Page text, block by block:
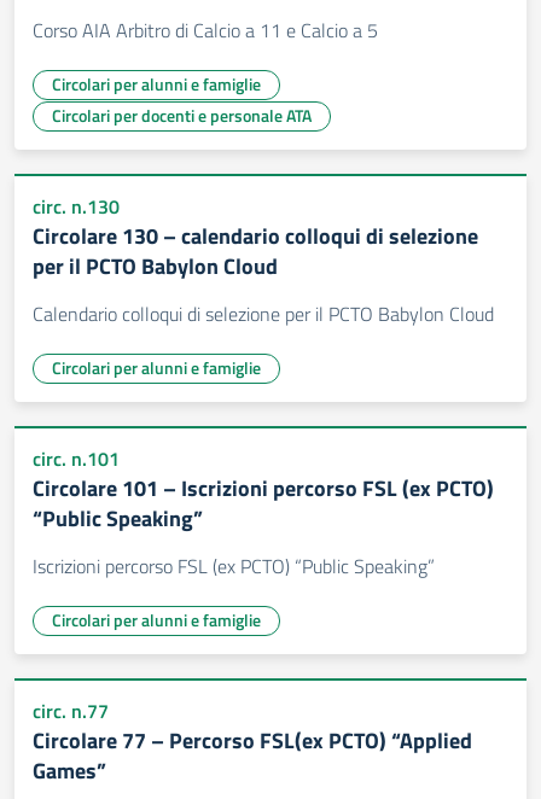
Corso AIA Arbitro di Calcio a 11 e Calcio a 5
Circolari per alunni e famiglie
Circolari per docenti e personale ATA
circ. n.130
Circolare 130 – calendario colloqui di selezione
per il PCTO Babylon Cloud
Calendario colloqui di selezione per il PCTO Babylon Cloud
Circolari per alunni e famiglie
circ. n.101
Circolare 101 – Iscrizioni percorso FSL (ex PCTO)
“Public Speaking”
Iscrizioni percorso FSL (ex PCTO) “Public Speaking”
Circolari per alunni e famiglie
circ. n.77
Circolare 77 – Percorso FSL(ex PCTO) “Applied
Games”